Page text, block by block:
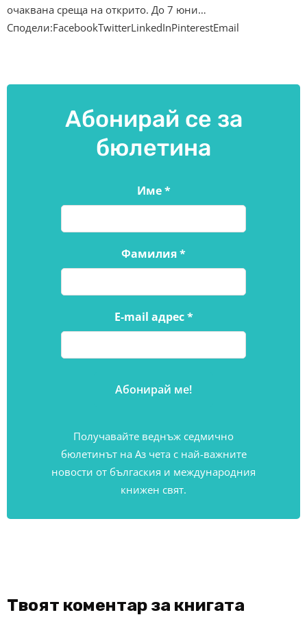
очаквана среща на открито. До 7 юни…
Сподели:FacebookTwitterLinkedInPinterestEmail
Абонирай се за
бюлетина
Име*
Фамилия*
E-mail адрес*
Получавайте веднъж седмично
бюлетинът на Аз чета с най-важните
новости от бългаския и международния
книжен свят.
Твоят коментар за книгата